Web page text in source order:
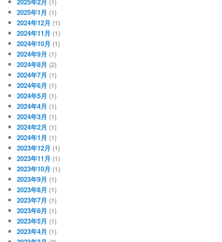
2025年1月 (1)
2024年12月 (1)
2024年11月 (1)
2024年10月 (1)
2024年9月 (1)
2024年8月 (2)
2024年7月 (1)
2024年6月 (1)
2024年5月 (1)
2024年4月 (1)
2024年3月 (1)
2024年2月 (1)
2024年1月 (1)
2023年12月 (1)
2023年11月 (1)
2023年10月 (1)
2023年9月 (1)
2023年8月 (1)
2023年7月 (1)
2023年6月 (1)
2023年5月 (1)
2023年4月 (1)